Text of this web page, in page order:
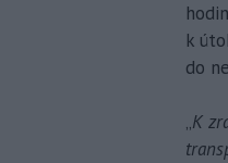
k
do
„K